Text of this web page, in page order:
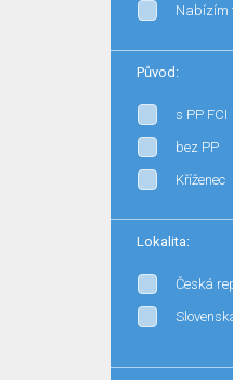
Nabízím
Původ:
s PP FCI
bez PP
Kříženec
Lokalita:
Česká